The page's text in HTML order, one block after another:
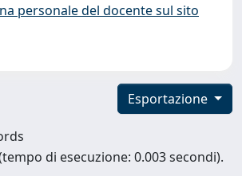
personale del docente sul sito
Esportazione
di esecuzione: 0.003 secondi).